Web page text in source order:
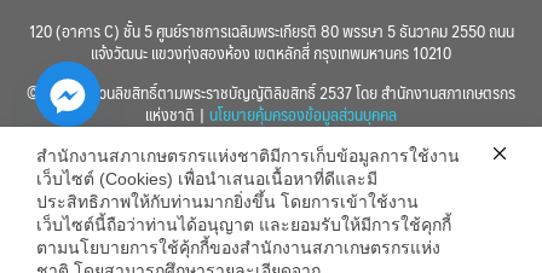
120 (อาคาร C) ชั้น 5 ศูนย์ราชการเฉลิมพระเกียรติ 80 พรรษา 5 ธันวาคม 2550 ถนน
แจ้งวัฒนะ แขวงทุ่งสองห้อง เขตหลักสี่ กรุงเทพมหานคร 10210
© 2560 สงวนลิขสิทธิ์ตามพระราชบัญญัติลิขสิทธิ์ 2537 โดย สำนักงานสภาเกษตรกร
แห่งชาติ | นโยบายคุ้มครองข้อมูลส่วนบุคคล
สำนักงานสภาเกษตรกรแห่งชาติมีการเก็บข้อมูลการใช้งาน
เว็บไซต์ (Cookies) เพื่อนำเสนอเนื้อหาที่ดีและมี
ประสิทธิภาพให้กับท่านมากยิ่งขึ้น โดยการเข้าใช้งาน
เว็บไซต์นี้ถือว่าท่านได้อนุญาต และยอมรับให้มีการใช้คุกกี้
ตามนโยบายการใช้คุ้กกี้ของสำนักงานสภาเกษตรกรแห่ง
chaty